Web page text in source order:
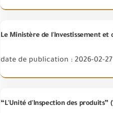
date de publication : 2026-02-27